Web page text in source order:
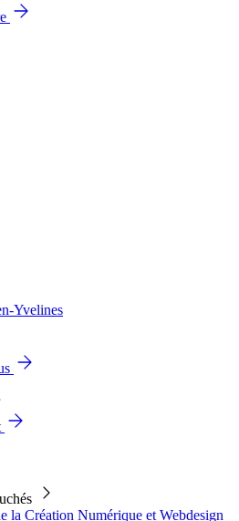
Yvelines
la Création Numérique et Webdesign